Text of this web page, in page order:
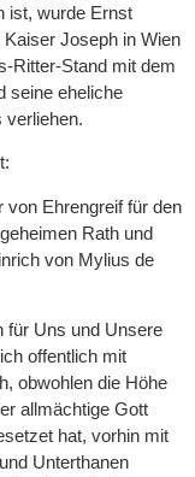
ist, wurde Ernst
Joseph in Wien
Ritter-Stand mit dem
seine eheliche
verliehen.
von Ehrengreif für den
Rath und
von Mylius de
für Uns und Unsere
offentlich mit
obwohlen die Höhe
allmächtige Gott
hat, vorhin mit
Unterthanen